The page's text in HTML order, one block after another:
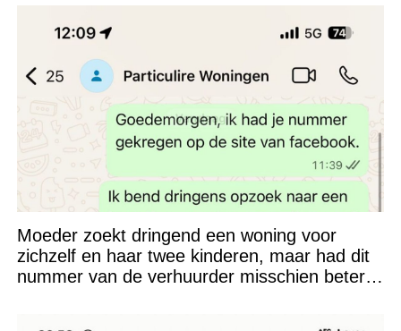
Moeder zoekt dringend een woning voor
zichzelf en haar twee kinderen, maar had dit
nummer van de verhuurder misschien beter